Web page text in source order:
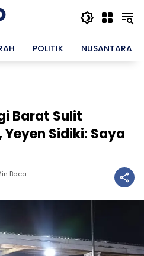
POLITIK NUSANTARA
Barat Sulit
Sidiki: Saya
Baca